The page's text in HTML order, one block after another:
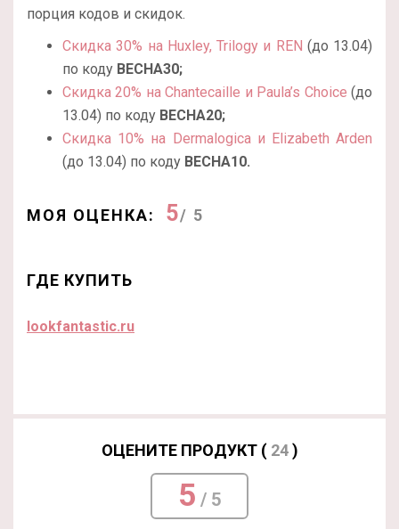
порция кодов и скидок.
Скидка 30% на Huxley, Trilogy и REN (до 13.04)
по коду ВЕСНА30;
Скидка 20% на Chantecaille и Paula’s Choice (до
13.04) по коду ВЕСНА20;
Скидка 10% на Dermalogica и Elizabeth Arden
(до 13.04) по коду ВЕСНА10.
МОЯ ОЦЕНКА: 5/ 5
ГДЕ КУПИТЬ
lookfantastic.ru
ОЦЕНИТЕ ПРОДУКТ ( 24)
5 / 5